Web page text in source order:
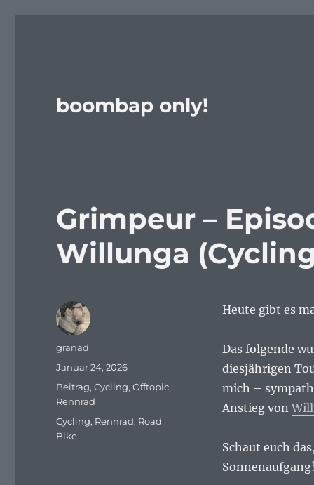
boombap only!
Grimpeur –
Willunga
Heute gibt es
Das folgende
diesjährigen
mich –
Anstieg von
Schaut euch
Autor
granad
Veröffentlicht
am
Januar 24, 2026
Kategorien
Beitrag,Cycling,Offtopic,
Rennrad
Schlagwörter
Cycling, Rennrad, Road
Bike